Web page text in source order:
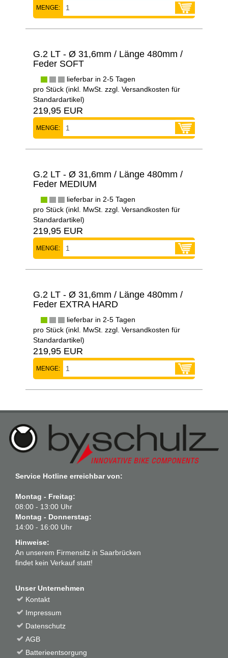
MENGE:
G.2 LT - Ø 31,6mm / Länge 480mm /
Feder SOFT
lieferbar in 2-5 Tagen
pro Stück (inkl. MwSt. zzgl. Versandkosten für
Standardartikel)
219,95 EUR
MENGE:
G.2 LT - Ø 31,6mm / Länge 480mm /
Feder MEDIUM
lieferbar in 2-5 Tagen
pro Stück (inkl. MwSt. zzgl. Versandkosten für
Standardartikel)
219,95 EUR
MENGE:
G.2 LT - Ø 31,6mm / Länge 480mm /
Feder EXTRA HARD
lieferbar in 2-5 Tagen
pro Stück (inkl. MwSt. zzgl. Versandkosten für
Standardartikel)
219,95 EUR
MENGE:
Service Hotline erreichbar von:
Montag - Freitag:
08:00 - 13:00 Uhr
Montag - Donnerstag:
14:00 - 16:00 Uhr
Hinweise:
An unserem Firmensitz in Saarbrücken
findet kein Verkauf statt!
Unser Unternehmen
Kontakt
Impressum
Datenschutz
AGB
Batterieentsorgung